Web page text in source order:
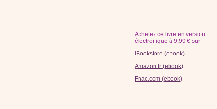
Achetez ce livre en version
électronique à 9.99 € sur:
iBookstore (ebook)
Amazon.fr (ebook)
Fnac.com (ebook)